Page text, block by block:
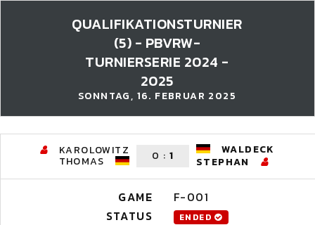
QUALIFIKATIONSTURNIER
(5) - PBVRW-
TURNIERSERIE 2024 -
2025
SONNTAG, 16. FEBRUAR 2025
KAROLOWITZ
THOMAS 0 : 1
WALDECK
STEPHAN
GAME
F-001
STATUS
ENDED